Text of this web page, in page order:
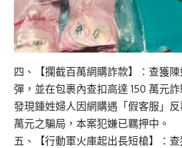
四、【攔截百萬網購詐款】：查獲
彈，並在包裹內查扣高達 150 萬元
發現鍾姓婦人因網購遇「假客服」
萬元之騙局，本案犯嫌已羈押中。
五、【行動軍火庫起出長短槍】：